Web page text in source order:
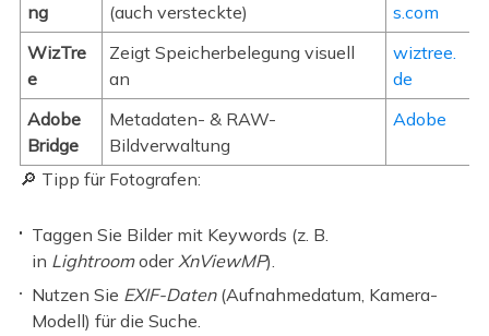
ng
(auch versteckte)
s.com
WizTre
e
Zeigt Speicherbelegung visuell
an
wiztree.
de
Adobe
Bridge
Metadaten- & RAW-
Bildverwaltung
Adobe
🔎 Tipp für Fotografen:
Taggen Sie Bilder mit Keywords (z. B.
in Lightroomoder XnViewMP).
Nutzen Sie EXIF-Daten(Aufnahmedatum, Kamera-
Modell) für die Suche.